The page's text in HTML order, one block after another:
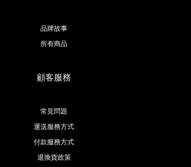
品牌故事
所有商品
顧客服務
常見問題
運送服務方式
付款服務方式
退換貨政策